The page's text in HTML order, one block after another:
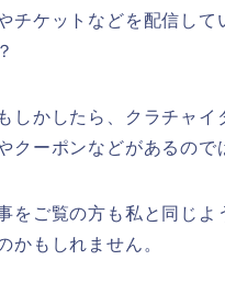
チケットなどを配信し
しかしたら、クラチャ
クーポンなどがあるので
をご覧の方も私と同じ
かもしれません。